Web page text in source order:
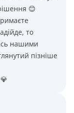
😊
то
нашими
пізніше